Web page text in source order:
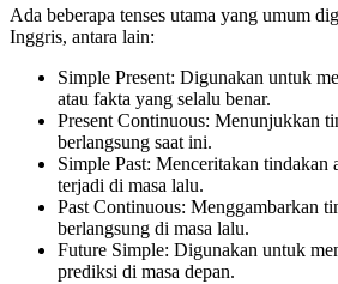
Ada beberapa tenses utama yang umum
Inggris, antara lain:
Simple Present: Digunakan untuk
atau fakta yang selalu benar.
Present Continuous: Menunjukkan
berlangsung saat ini.
Simple Past: Menceritakan tindakan
terjadi di masa lalu.
Past Continuous: Menggambarkan
berlangsung di masa lalu.
Future Simple: Digunakan untuk
prediksi di masa depan.